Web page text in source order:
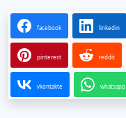
facebook linkedin
pinterest reddit
vkontakte whatsapp